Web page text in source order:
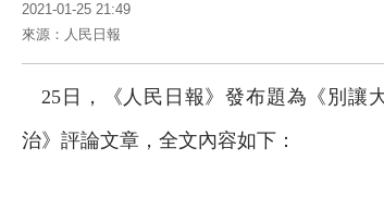
2021-01-25 21:49
來源：人民日報
25日，《人民日報》發布題為《別讓
治》評論文章，全文內容如下：